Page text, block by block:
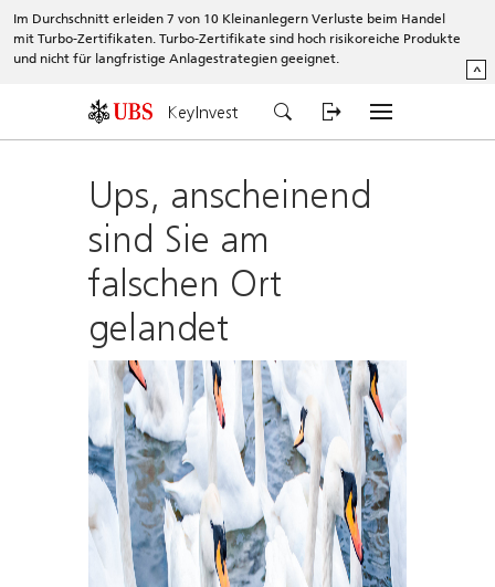
Im Durchschnitt erleiden 7 von 10 Kleinanlegern Verluste beim Handel
mit Turbo-Zertifikaten. Turbo-Zertifikate sind hoch risikoreiche Produkte
und nicht für langfristige Anlagestrategien geeignet.
^
KeyInvest
Ups, anscheinend
sind Sie am
falschen Ort
gelandet